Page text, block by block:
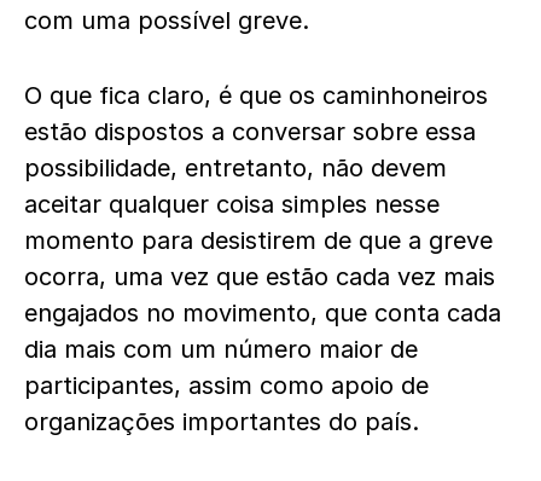
com uma possível greve.
O que fica claro, é que os caminhoneiros
estão dispostos a conversar sobre essa
possibilidade, entretanto, não devem
aceitar qualquer coisa simples nesse
momento para desistirem de que a greve
ocorra, uma vez que estão cada vez mais
engajados no movimento, que conta cada
dia mais com um número maior de
participantes, assim como apoio de
organizações importantes do país.